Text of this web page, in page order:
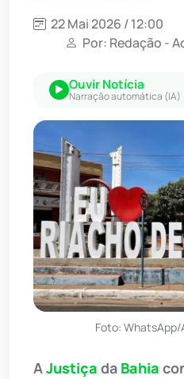
22 Mai 2026 / 12:00
Por: Redação -
Ouvir Notícia
Narração automática (IA)
Foto:
AJustiça da Bahia